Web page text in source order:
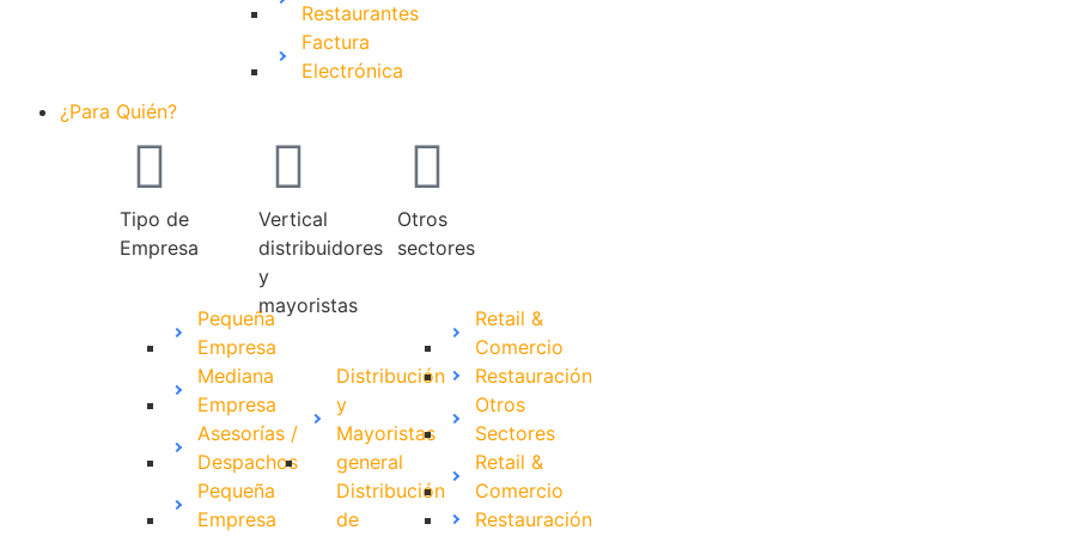
Restaurantes
Factura
Electrónica
¿Para Quién?
Tipo de
Empresa
Pequeña
Empresa
Mediana
Empresa
Asesorías /
Despachos
Pequeña
Empresa
Vertical
distribuidores
y
mayoristas
Distribución
y
Mayoristas
general
Distribución
de
Otros
sectores
Retail &
Comercio
Restauración
Otros
Sectores
Retail &
Comercio
Restauración